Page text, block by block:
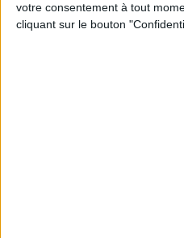
votre consentement à tout
cliquant sur le bouton